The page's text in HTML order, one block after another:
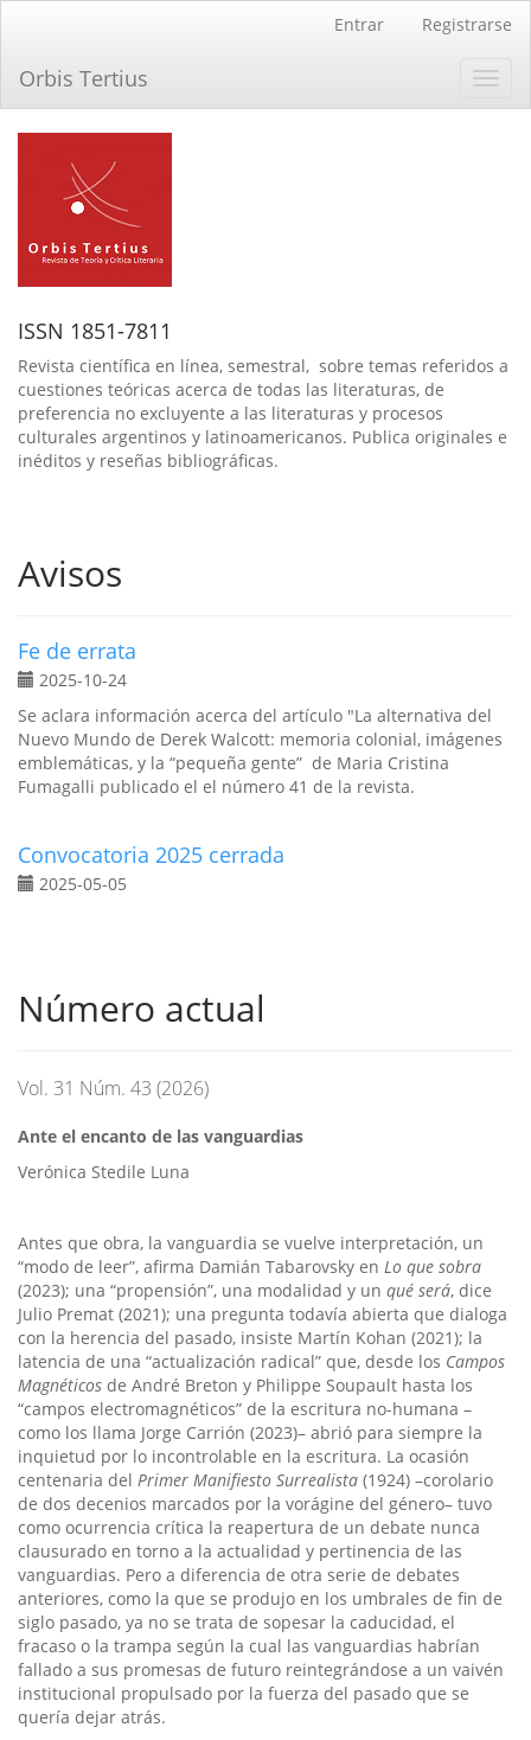
principal
Barra
lateral
Entrar Registrarse
Orbis Tertius
ISSN 1851-7811
Revista científica en línea, semestral, sobre temas referidos a
cuestiones teóricas acerca de todas las literaturas, de
preferencia no excluyente a las literaturas y procesos
culturales argentinos y latinoamericanos. Publica originales e
inéditos y reseñas bibliográficas.
Avisos
Fe de errata
2025-10-24
Se aclara información acerca del artículo "La alternativa del
Nuevo Mundo de Derek Walcott: memoria colonial, imágenes
emblemáticas, y la “pequeña gente” de Maria Cristina
Fumagalli publicado el el número 41 de la revista.
Convocatoria 2025 cerrada
2025-05-05
Número actual
Vol. 31 Núm. 43 (2026)
Ante el encanto de las vanguardias
Verónica Stedile Luna
Antes que obra, la vanguardia se vuelve interpretación, un
“modo de leer”, afirma Damián Tabarovsky en Lo que sobra
(2023); una “propensión”, una modalidad y un qué será, dice
Julio Premat (2021); una pregunta todavía abierta que dialoga
con la herencia del pasado, insiste Martín Kohan (2021); la
latencia de una “actualización radical” que, desde los Campos
Magnéticos de André Breton y Philippe Soupault hasta los
“campos electromagnéticos” de la escritura no-humana –
como los llama Jorge Carrión (2023)– abrió para siempre la
inquietud por lo incontrolable en la escritura. La ocasión
centenaria del Primer Manifiesto Surrealista (1924) –corolario
de dos decenios marcados por la vorágine del género– tuvo
como ocurrencia crítica la reapertura de un debate nunca
clausurado en torno a la actualidad y pertinencia de las
vanguardias. Pero a diferencia de otra serie de debates
anteriores, como la que se produjo en los umbrales de fin de
siglo pasado, ya no se trata de sopesar la caducidad, el
fracaso o la trampa según la cual las vanguardias habrían
fallado a sus promesas de futuro reintegrándose a un vaivén
institucional propulsado por la fuerza del pasado que se
quería dejar atrás.